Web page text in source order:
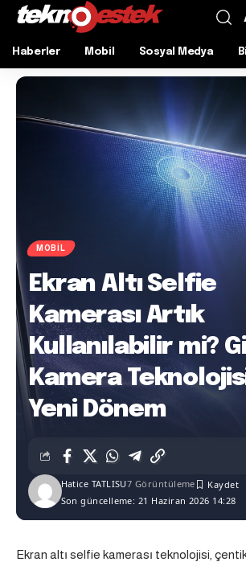
Haberler Mobil Sosyal Medya
MOBIL
Ekran Altı Selfie
Kamerası Artık
Kullanılabilir mi?
Kamera
Yeni Dönem
Son güncelleme: 21 Haziran 2026 14:28
Hatice TATLISU7 Görüntüleme
Ekran altı selfie kamerası teknolojisi,